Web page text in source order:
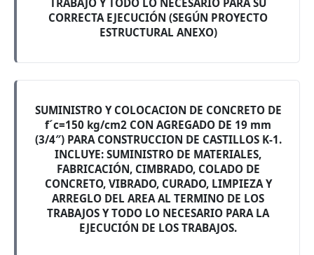
TRABAJO Y TODO LO NECESARIO PARA SU
CORRECTA EJECUCIÓN (SEGÚN PROYECTO
ESTRUCTURAL ANEXO)
SUMINISTRO Y COLOCACION DE CONCRETO DE
f´c=150 kg/cm2 CON AGREGADO DE 19 mm
(3/4″) PARA CONSTRUCCION DE CASTILLOS K-1.
INCLUYE: SUMINISTRO DE MATERIALES,
FABRICACIÓN, CIMBRADO, COLADO DE
CONCRETO, VIBRADO, CURADO, LIMPIEZA Y
ARREGLO DEL AREA AL TERMINO DE LOS
TRABAJOS Y TODO LO NECESARIO PARA LA
EJECUCIÓN DE LOS TRABAJOS.